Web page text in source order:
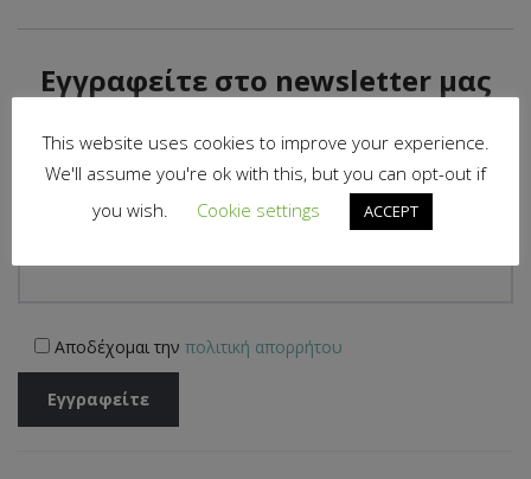
Εγγραφείτε στο newsletter μας
Αποδέχομαι την πολιτική απορρήτου
This website uses cookies to improve your experience.
We'll assume you're ok with this, but you can opt-out if
you wish.
Cookie settings ACCEPT